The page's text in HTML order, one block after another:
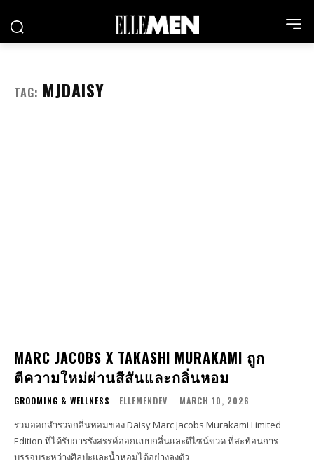
TAG: MJDAISY
MARC JACOBS X TAKASHI MURAKAMI ถูก
ตีความใหม่ผ่านสีสันและกลิ่นหอม
GROOMING & WELLNESS ELLEMENDEV - MARCH 10, 2026
ร่วมออกสำรวจกลิ่นหอมของ Daisy Marc Jacobs Murakami Limited
Edition ที่ได้รับการรังสรรค์ออกแบบกลิ่นและดีไซน์ขวด ที่สะท้อนการ
บรรจบระหว่างศิลปะและน้ำหอมได้อย่างลงตัว